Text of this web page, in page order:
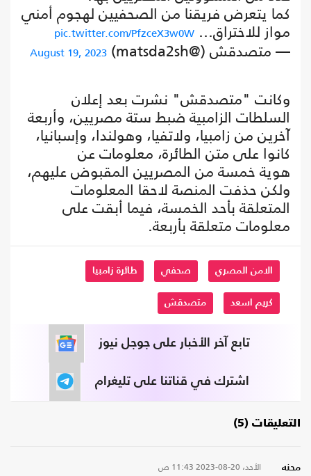
كما يتعرض فريقنا من الصحفيين لهجوم أمني
مواز للاختراق… pic.twitter.com/PfzceX3w0W
— متصدقش (@matsda2sh) August 19, 2023
وكانت "متصدقش" نشرت بعد إعلان
السلطات الزامبية ضبط ستة مصريين، وأربعة
آخرين من زامبيا، ولاتفيا، وهولندا، وإسبانيا،
كانوا على متن الطائرة، معلومات عن
هوية خمسة من المصريين المقبوض عليهم،
ولكن حذفت المنصة لاحقا المعلومات
المتعلقة بأحد الخمسة، فيما أبقت على
معلومات متعلقة بأربعة.
الامن المصري صحفي طائرة زامبيا
كريم اسعد متصدقش
تابع آخر الأخبار على جوجل نيوز
اشترك في قناتنا على تليغرام
التعليقات (5)
محنه الأحد، 20-08-2023 11:43 ص